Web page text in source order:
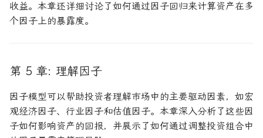
收益。本章还详细讨论了如何通过因子回归来计算资产在多
个因子上的暴露度。
第 5 章: 理解因子
因子模型可以帮助投资者理解市场中的主要驱动因素，如宏
观经济因子、行业因子和估值因子。本章深入分析了这些因
子如何影响资产的回报，并展示了如何通过调整投资组合中